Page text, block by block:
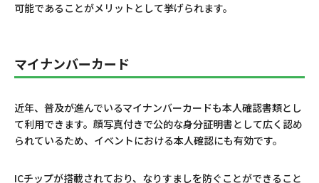
可能であることがメリットとして挙げられます。
マイナンバーカード
近年、普及が進んでいるマイナンバーカードも本人確認書類とし
て利用できます。顔写真付きで公的な身分証明書として広く認め
られているため、イベントにおける本人確認にも有効です。
ICチップが搭載されており、なりすましを防ぐことができること